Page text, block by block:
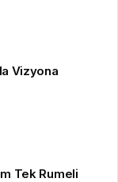
Vizyona
Tek Rumeli